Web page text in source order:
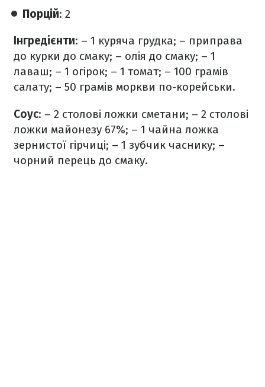
Порцій: 2
Інгредієнти: – 1 куряча грудка; – приправа
до курки до смаку; – олія до смаку; – 1
лаваш; – 1 огірок; – 1 томат; – 100 грамів
салату; – 50 грамів моркви по-корейськи.
Соус: – 2 столові ложки сметани; – 2 столові
ложки майонезу 67%; – 1 чайна ложка
зернистої гірчиці; – 1 зубчик часнику; –
чорний перець до смаку.